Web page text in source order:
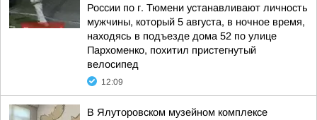
России по г. Тюмени устанавливают личность
мужчины, который 5 августа, в ночное время,
находясь в подъезде дома 52 по улице
Пархоменко, похитил пристегнутый
велосипед
12:09
В Ялуторовском музейном комплексе